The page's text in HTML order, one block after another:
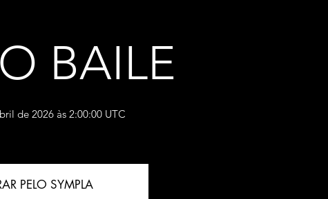
BAILE
de 2026 às 2:00:00 UTC
PELO SYMPLA